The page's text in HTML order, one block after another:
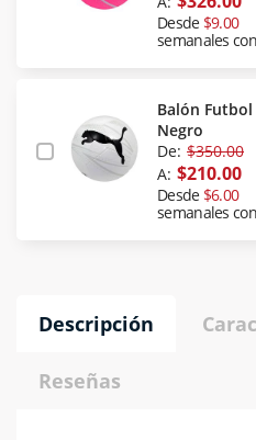
Desde $9.00
semanales
Balón Futbol
Negro
De: $350.00
A: $210.00
Desde $6.00
semanales
Descripción
Reseñas